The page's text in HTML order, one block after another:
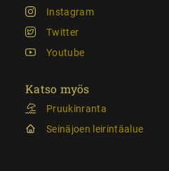
Instagram
Twitter
Youtube
Katso myös
Pruukinranta
Seinäjoen leirintäalue